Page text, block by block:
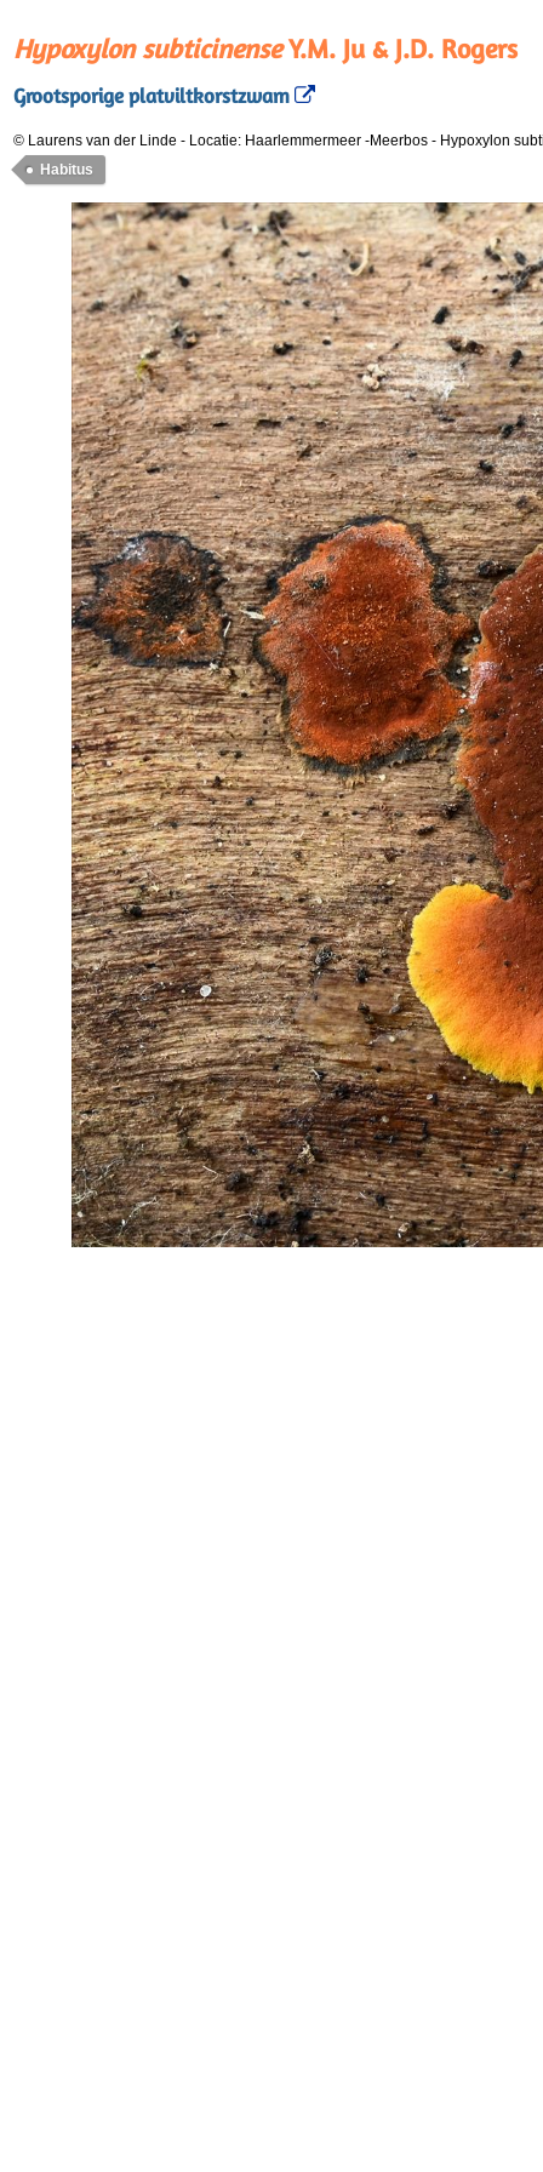
Hypoxylon subticinenseY.M. Ju & J.D. Rogers
Grootsporige platviltkorstzwam
© Laurens van der Linde - Locatie: Haarlemmermeer -Meerbos - Hypoxylon
Habitus